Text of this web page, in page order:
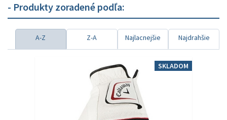
- Produkty zoradené podľa:
A-Z Z-A Najlacnejšie Najdrahšie
SKLADOM